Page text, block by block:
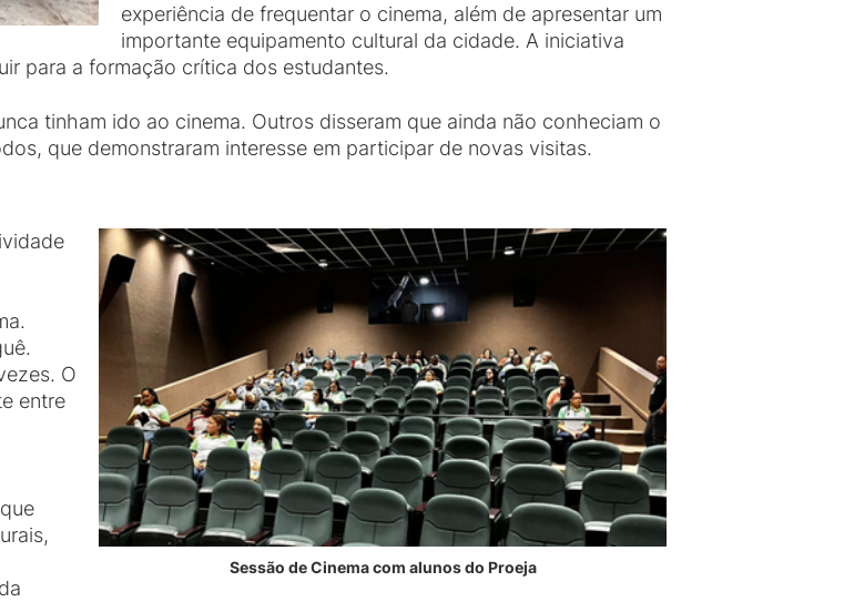
experiência de frequentar o cinema, além de apresentar um
importante equipamento cultural da cidade. A iniciativa
para a formação crítica dos estudantes.
tinham ido ao cinema. Outros disseram que ainda não conheciam o
que demonstraram interesse em participar de novas visitas.
Sessão de Cinema com alunos do Proeja
O
entre